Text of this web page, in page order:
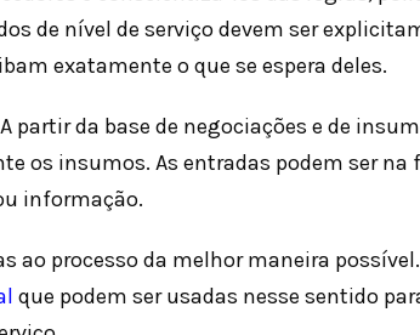
de nível de serviço devem ser
exatamente o que se espera deles.
A partir da base de negociações e de
os insumos. As entradas podem ser na
informação.
ao processo da melhor maneira
que podem ser usadas nesse sentido